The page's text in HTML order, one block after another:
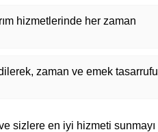
hizmetlerinde her zaman
zaman ve emek tasarrufu
sizlere en iyi hizmeti sunmayı